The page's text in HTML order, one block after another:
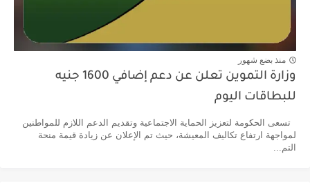
منذ بضع شهور
وزارة التموين تعلن عن دعم إضافي 1600 جنيه
للبطاقات اليوم
تسعى الحكومة لتعزيز الحماية الاجتماعية وتقديم الدعم اللازم للمواطنين
لمواجهة ارتفاع تكاليف المعيشة، حيث تم الإعلان عن زيادة قيمة منحة
التم...